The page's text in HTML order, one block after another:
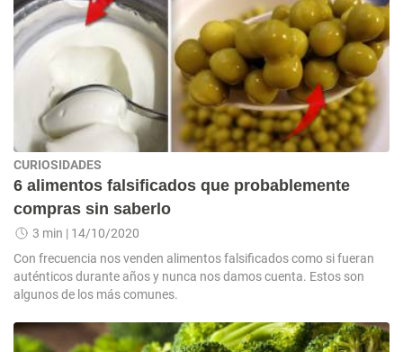
CURIOSIDADES
6 alimentos falsificados que probablemente
compras sin saberlo
3 min | 14/10/2020
Con frecuencia nos venden alimentos falsificados como si fueran
auténticos durante años y nunca nos damos cuenta. Estos son
algunos de los más comunes.